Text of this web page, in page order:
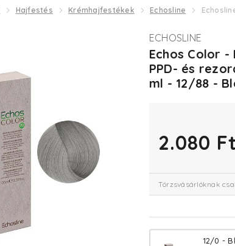
Hajfestés Krémhajfestékek Echosline
ECHOSLINE
Echos Color
PPD- és
ml - 12/88 -
2.080 Ft
Törzsvásárlóknak
12/0 -